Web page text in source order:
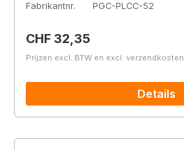
Fabrikantnr.
PGC-PLCC-52
Normale prijs:
CHF 32,35
Prijzen excl. BTW en excl. verzendkosten
Details